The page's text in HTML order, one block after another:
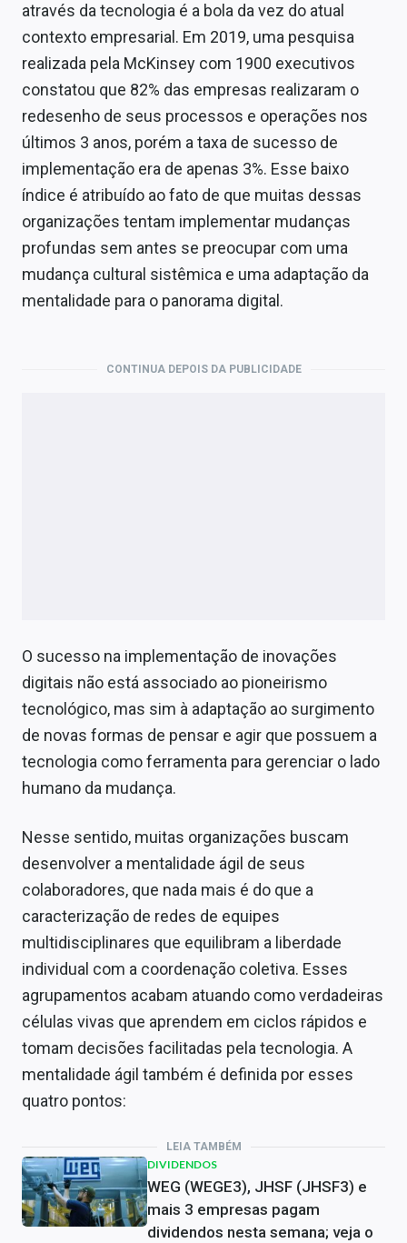
através da tecnologia é a bola da vez do atual
contexto empresarial. Em 2019, uma pesquisa
realizada pela McKinsey com 1900 executivos
constatou que 82% das empresas realizaram o
redesenho de seus processos e operações nos
últimos 3 anos, porém a taxa de sucesso de
implementação era de apenas 3%. Esse baixo
índice é atribuído ao fato de que muitas dessas
organizações tentam implementar mudanças
profundas sem antes se preocupar com uma
mudança cultural sistêmica e uma adaptação da
mentalidade para o panorama digital.
CONTINUA DEPOIS DA PUBLICIDADE
O sucesso na implementação de inovações
digitais não está associado ao pioneirismo
tecnológico, mas sim à adaptação ao surgimento
de novas formas de pensar e agir que possuem a
tecnologia como ferramenta para gerenciar o lado
humano da mudança.
Nesse sentido, muitas organizações buscam
desenvolver a mentalidade ágil de seus
colaboradores, que nada mais é do que a
caracterização de redes de equipes
multidisciplinares que equilibram a liberdade
individual com a coordenação coletiva. Esses
agrupamentos acabam atuando como verdadeiras
células vivas que aprendem em ciclos rápidos e
tomam decisões facilitadas pela tecnologia. A
mentalidade ágil também é definida por esses
quatro pontos:
LEIA TAMBÉM
DIVIDENDOS
WEG (WEGE3), JHSF (JHSF3) e
mais 3 empresas pagam
dividendos nesta semana; veja o